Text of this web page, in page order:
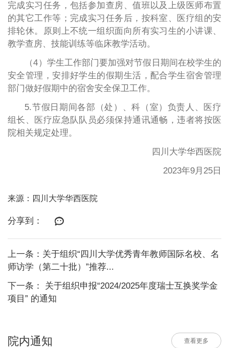
完成实习任务，包括参加查房、值班以及上级医师布置
的其它工作等；完成实习任务后，按科室、医疗组的安
排轮休。原则上不统一组织面向所有实习生的小讲课、
教学查房、技能训练等临床教学活动。
（4）学生工作部门要加强对节假日期间在校学生的
安全管理，安排好学生的假期生活，配合学生宿舍管理
部门做好假期中的宿舍安全保卫工作。
5.节假日期间各部（处）、科（室）负责人、医疗
组长、医疗应急队队员必须保持通讯通畅，违者将按医
院相关规定处理。
四川大学华西医院
2023年9月25日
来源：四川大学华西医院
分享到：
上一条：关于组织“四川大学优秀青年教师国际名校、名
师访学（第二十批）”推荐...
下一条： 关于组织申报“2024/2025年度瑞士互换奖学金
项目” 的通知
院内通知 查看更多